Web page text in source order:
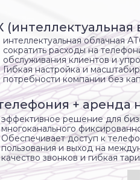
интеллектуальная облачная
сократить расходы на
обслуживания клиентов и
Гибкая настройка и
потребности компании без
эффективное решение для
многоканального
Обеспечивает доступ к
пользования и выход на
качество звонков и гибкая
+ аренда